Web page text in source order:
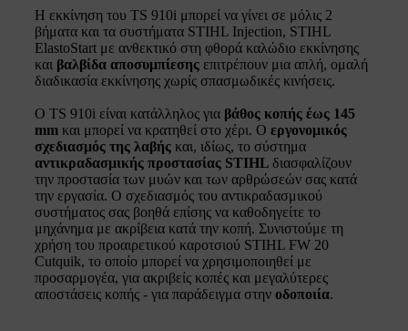
Η εκκίνηση του TS 910i μπορεί να γίνει σε μόλις 2
βήματα και τα συστήματα STIHL Injection, STIHL
ElastoStart με ανθεκτικό στη φθορά καλώδιο εκκίνησης
και βαλβίδα αποσυμπίεσης επιτρέπουν μια απλή, ομαλή
διαδικασία εκκίνησης χωρίς σπασμωδικές κινήσεις.
Ο TS 910i είναι κατάλληλος για βάθος κοπής έως 145
mm και μπορεί να κρατηθεί στο χέρι. Ο εργονομικός
σχεδιασμός της λαβής και, ιδίως, το σύστημα
αντικραδασμικής προστασίας STIHL διασφαλίζουν
την προστασία των μυών και των αρθρώσεών σας κατά
την εργασία. Ο σχεδιασμός του αντικραδασμικού
συστήματος σας βοηθά επίσης να καθοδηγείτε το
μηχάνημα με ακρίβεια κατά την κοπή. Συνιστούμε τη
χρήση του προαιρετικού καροτσιού STIHL FW 20
Cutquik, το οποίο μπορεί να χρησιμοποιηθεί με
προσαρμογέα, για ακριβείς κοπές και μεγαλύτερες
αποστάσεις κοπής - για παράδειγμα στην οδοποιία.